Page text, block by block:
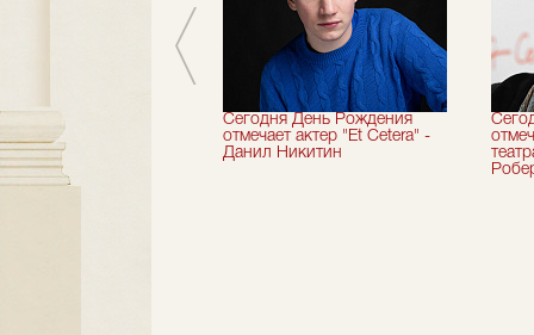
сезон!
Сегодня День Рождения
отмечает актер "Et Cetera" -
Данил Никитин